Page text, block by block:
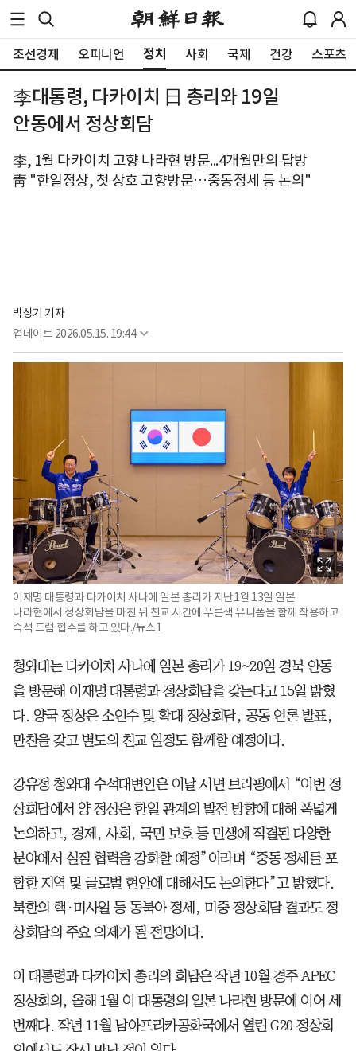
조선경제 오피니언 정치 사회 국제 건강 스포츠
李대통령, 다카이치 日 총리와 19일
안동에서 정상회담
李, 1월 다카이치 고향 나라현 방문...4개월만의 답방
靑 "한일정상, 첫 상호 고향방문…중동정세 등 논의"
박상기 기자
업데이트 2026.05.15. 19:44
이재명 대통령과 다카이치 사나에 일본 총리가 지난1월 13일 일본
나라현에서 정상회담을 마친 뒤 친교 시간에 푸른색 유니폼을 함께 착용하고
즉석 드럼 협주를 하고 있다./뉴스1
청와대는 다카이치 사나에 일본 총리가 19~20일 경북 안동
을 방문해 이재명 대통령과 정상회담을 갖는다고 15일 밝혔
다. 양국 정상은 소인수 및 확대 정상회담, 공동 언론 발표,
만찬을 갖고 별도의 친교 일정도 함께할 예정이다.
강유정 청와대 수석대변인은 이날 서면 브리핑에서 “이번 정
상회담에서 양 정상은 한일 관계의 발전 방향에 대해 폭넓게
논의하고, 경제, 사회, 국민 보호 등 민생에 직결된 다양한
분야에서 실질 협력을 강화할 예정”이라며 “중동 정세를 포
함한 지역 및 글로벌 현안에 대해서도 논의한다”고 밝혔다.
북한의 핵·미사일 등 동북아 정세, 미중 정상회담 결과도 정
상회담의 주요 의제가 될 전망이다.
이 대통령과 다카이치 총리의 회담은 작년 10월 경주 APEC
정상회의, 올해 1월 이 대통령의 일본 나라현 방문에 이어 세
번째다. 작년 11월 남아프리카공화국에서 열린 G20 정상회